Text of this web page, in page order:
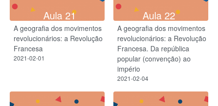
Aula 21
A geografia dos movimentos
revolucionários: a Revolução
Francesa
2021-02-01
Aula 22
A geografia dos movimentos
revolucionários: a Revolução
Francesa. Da república
popular (convenção) ao
império
2021-02-04